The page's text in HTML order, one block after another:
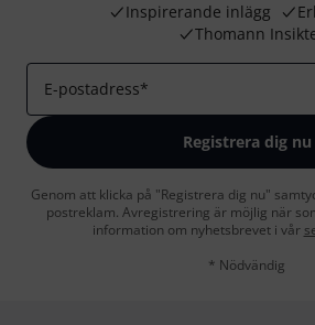
Inspirerande inlägg
Thomann
E-postadress*
Registrera dig nu
Genom att klicka på "Registrera dig nu"
postreklam. Avregistrering är möjlig när
information om nyhetsbrevet i vår
* Nödvändig